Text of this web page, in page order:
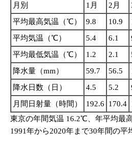
月別
1月 2月
平均最高気温（℃）
9.8 10.9
平均気温（℃）
5.4 6.1
平均最低気温（℃）
1.2 2.1
降水量（mm）
59.7 56.5
降水日数（日）
4.5 5.2
月間日射量（時間）
192.6 170.4
東京の年間気温 16.2℃、年平均最
1991年から2020年まで30年間の平